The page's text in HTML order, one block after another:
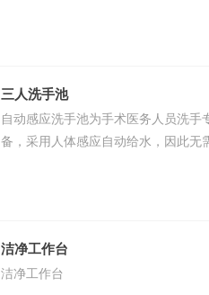
三人洗手池
自动感应洗手池为手术医务人员洗手
备，采用人体感应自动给水，因此无
洁净工作台
洁净工作台